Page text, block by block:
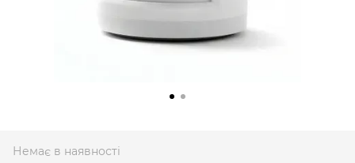
Немає в наявності